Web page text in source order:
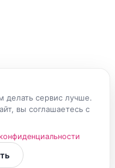
делать сервис лучше.
вы соглашаетесь с